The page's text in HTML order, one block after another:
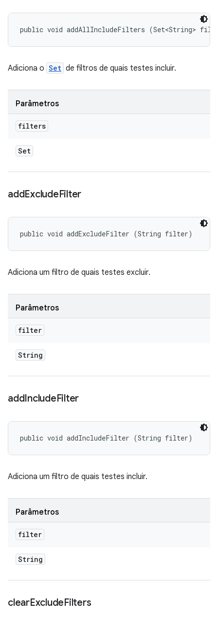
public void addAllIncludeFilters (Set<String>
Adiciona o Set de filtros de quais testes incluir.
Parâmetros
filters
Set
addExcludeFilter
public void addExcludeFilter (String filter)
Adiciona um filtro de quais testes excluir.
Parâmetros
filter
String
addIncludeFilter
public void addIncludeFilter (String filter)
Adiciona um filtro de quais testes incluir.
Parâmetros
filter
String
clearExcludeFilters